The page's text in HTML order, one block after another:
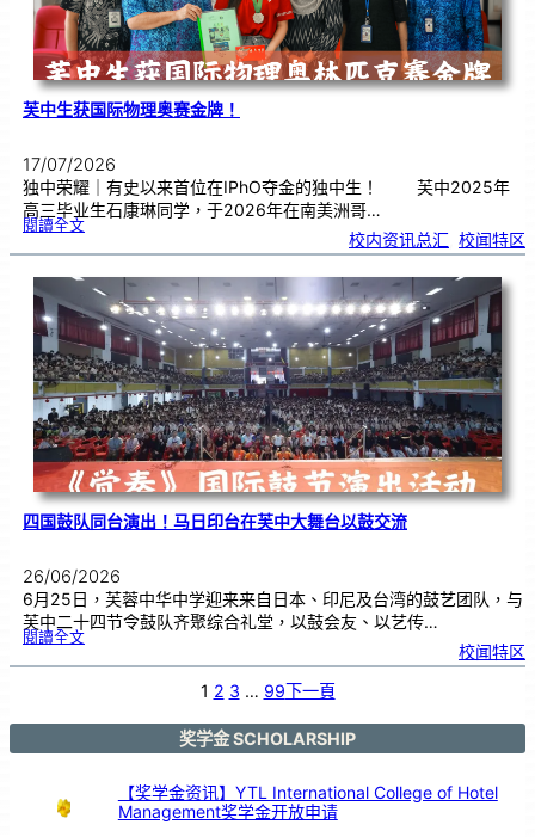
芙中生获国际物理奥赛金牌！
17/07/2026
独中荣耀｜有史以来首位在IPhO夺金的独中生！ 芙中2025年
高三毕业生石康琳同学，于2026年在南美洲哥…
閱讀全文:芙
生
获
际
物
理
赛
金
牌
！
校内资讯总汇 校闻特区
四国鼓队同台演出！马日印台在芙中大舞台以鼓交流
26/06/2026
6月25日，芙蓉中华中学迎来来自日本、印尼及台湾的鼓艺团队，与
芙中二十四节令鼓队齐聚综合礼堂，以鼓会友、以艺传…
閱讀全文:四
队
日
在
校闻特区
1 2 3 … 99下一頁
奖学金 SCHOLARSHIP
【奖学金资讯】YTL International College of Hotel
Management奖学金开放申请